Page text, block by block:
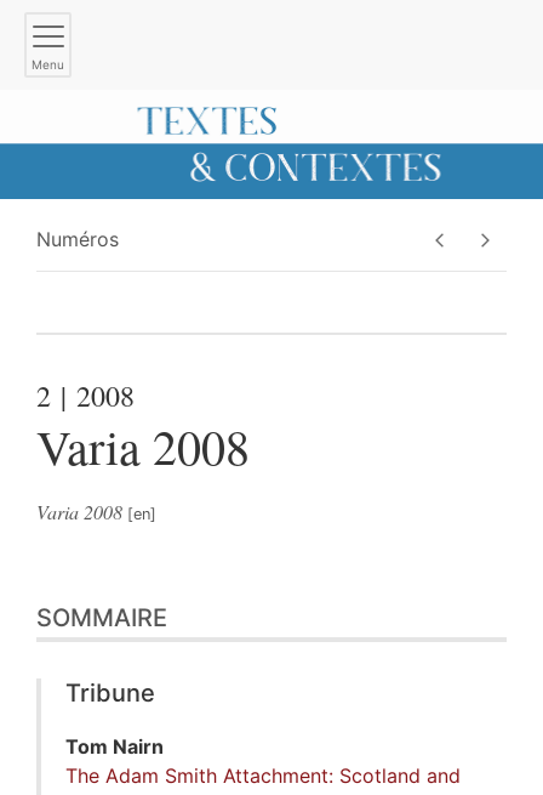
Menu
Numéros
2 | 2008
Varia 2008
Varia 2008
SOMMAIRE
Tribune
Tom Nairn
The Adam Smith Attachment: Scotland and